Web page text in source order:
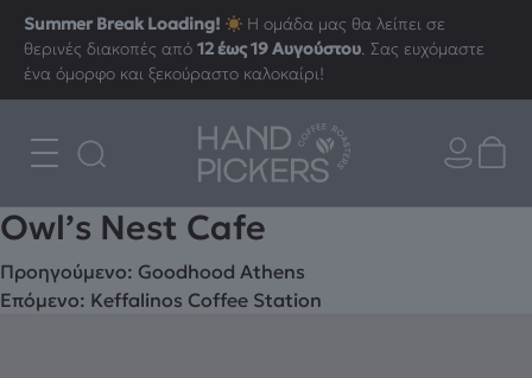
Summer Break Loading!
Η ομάδα μας θα λείπει σε
θερινές διακοπές από12 έως 19 Αυγούστου. Σας ευχόμαστε
ένα όμορφο και ξεκούραστο καλοκαίρι!
Owl’s Nest Cafe
Πλοήγηση
άρθρων
Προηγούμενο: Goodhood Athens
Επόμενο: Keffalinos Coffee Station